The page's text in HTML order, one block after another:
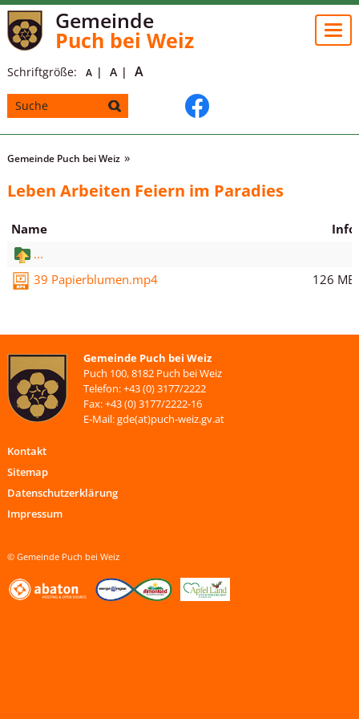
Gemeinde
Puch bei Weiz
Schriftgröße: A A A
Gemeinde Puch bei Weiz
Leben Arbeiten Feiern im Paradies
Name
Info
...
39 Papierblumen.mp4
126 MB
Gemeinde Puch bei Weiz
Puch 100, 8182 Puch bei Weiz
Telefon: +43 (0) 3177/2222
Fax: +43 (0) 3177/2222-16
E-Mail: gde(at)puch-weiz.gv.at
Kontakt
Sitemap
Datenschutzerklärung
Impressum
© Gemeinde Puch bei Weiz